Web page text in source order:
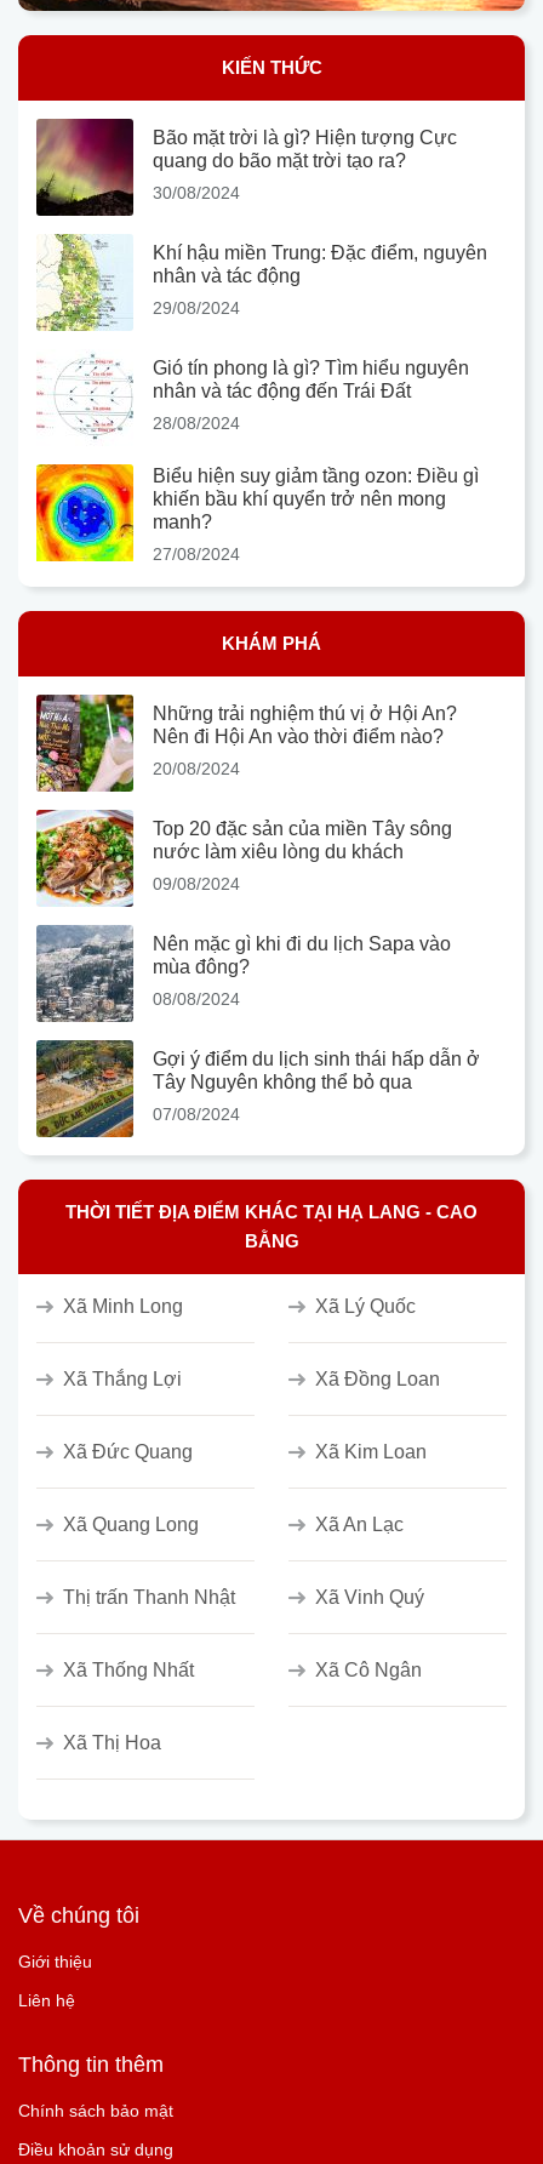
KIẾN THỨC
Bão mặt trời là gì? Hiện tượng Cực
quang do bão mặt trời tạo ra?
30/08/2024
Khí hậu miền Trung: Đặc điểm, nguyên
nhân và tác động
29/08/2024
Gió tín phong là gì? Tìm hiểu nguyên
nhân và tác động đến Trái Đất
28/08/2024
Biểu hiện suy giảm tầng ozon: Điều gì
khiến bầu khí quyển trở nên mong
manh?
27/08/2024
KHÁM PHÁ
Những trải nghiệm thú vị ở Hội An?
Nên đi Hội An vào thời điểm nào?
20/08/2024
Top 20 đặc sản của miền Tây sông
nước làm xiêu lòng du khách
09/08/2024
Nên mặc gì khi đi du lịch Sapa vào
mùa đông?
08/08/2024
Gợi ý điểm du lịch sinh thái hấp dẫn ở
Tây Nguyên không thể bỏ qua
07/08/2024
THỜI TIẾT ĐỊA ĐIỂM KHÁC TẠI HẠ LANG - CAO
BẰNG
Xã Minh Long Xã Lý Quốc
Xã Thắng Lợi Xã Đồng Loan
Xã Đức Quang Xã Kim Loan
Xã Quang Long Xã An Lạc
Thị trấn Thanh Nhật Xã Vinh Quý
Xã Thống Nhất Xã Cô Ngân
Xã Thị Hoa
Về chúng tôi
Giới thiệu
Liên hệ
Thông tin thêm
Chính sách bảo mật
Điều khoản sử dụng